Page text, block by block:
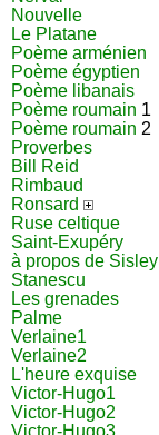
Nouvelle
Le Platane
Poème arménien
Poème égyptien
Poème libanais
Poème roumain 1
Poème roumain 2
Proverbes
Bill Reid
Rimbaud
Ronsard
Ruse celtique
Saint-Exupéry
à propos de Sisley
Stanescu
Les grenades
Palme
Verlaine1
Verlaine2
L'heure exquise
Victor-Hugo1
Victor-Hugo2
Victor-Hugo3